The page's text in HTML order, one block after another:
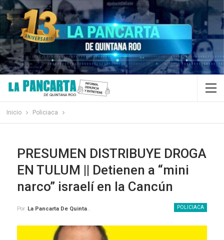
Inicio Policiaca
PRESUMEN DISTRIBUYE DROGA
EN TULUM || Detienen a “mini
narco” israelí en la Cancún
POLICIACA
Por La Pancarta De Quintana Roo